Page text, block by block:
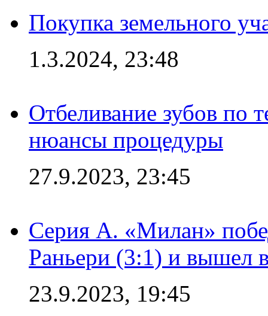
Покупка земельного
1.3.2024, 23:48
Отбеливание зубов по
нюансы процедуры
27.9.2023, 23:45
Серия А. «Милан»
Раньери (3:1) и вышел
23.9.2023, 19:45